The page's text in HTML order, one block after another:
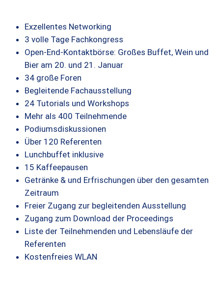
Exzellentes Networking
3 volle Tage Fachkongress
Open-End-Kontaktbörse: Großes Buffet, Wein und
Bier am 20. und 21. Januar
34 große Foren
Begleitende Fachausstellung
24 Tutorials und Workshops
Mehr als 400 Teilnehmende
Podiumsdiskussionen
Über 120 Referenten
Lunchbuffet inklusive
15 Kaffeepausen
Getränke & und Erfrischungen über den gesamten
Zeitraum
Freier Zugang zur begleitenden Ausstellung
Zugang zum Download der Proceedings
Liste der Teilnehmenden und Lebensläufe der
Referenten
Kostenfreies WLAN